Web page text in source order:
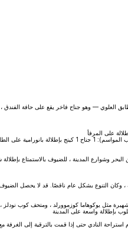
البحر وشوارع المدينة ، للضيوف بالاستمتاع
، وكان التنوع بشكل عام ناقصًا. قد لا يحصل الضيوف
النادي حتى إذا قمت بالترقية إلى الغرفة